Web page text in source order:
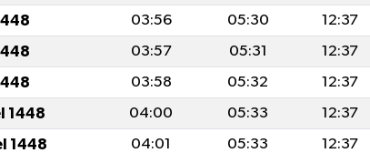
03:56 05:30 12:37
03:57 05:31 12:37
03:58 05:32 12:37
1448 04:00 05:33 12:37
1448 04:01 05:33 12:37